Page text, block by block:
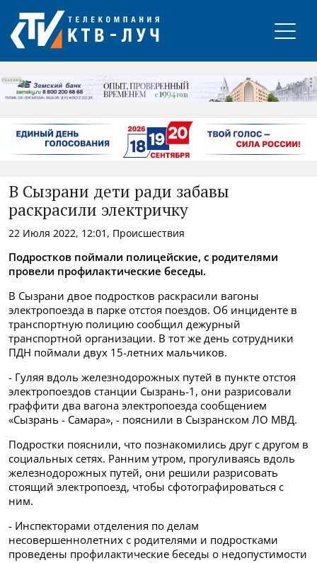
РЕКЛАМА
В Сызрани дети ради забавы
раскрасили электричку
22 Июля 2022, 12:01, Происшествия
Подростков поймали полицейские, с родителями
провели профилактические беседы.
В Сызрани двое подростков раскрасили вагоны
электропоезда в парке отстоя поездов. Об инциденте в
транспортную полицию сообщил дежурный
транспортной организации. В тот же день сотрудники
ПДН поймали двух 15-летних мальчиков.
- Гуляя вдоль железнодорожных путей в пункте отстоя
электропоездов станции Сызрань-1, они разрисовали
граффити два вагона электропоезда сообщением
«Сызрань - Самара», - пояснили в Сызранском ЛО МВД.
Подростки пояснили, что познакомились друг с другом в
социальных сетях. Ранним утром, прогуливаясь вдоль
железнодорожных путей, они решили разрисовать
стоящий электропоезд, чтобы сфотографироваться с
ним.
- Инспекторами отделения по делам
несовершеннолетних с родителями и подростками
проведены профилактические беседы о недопустимости